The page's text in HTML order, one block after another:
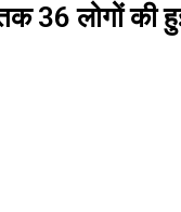
36 लोगों की